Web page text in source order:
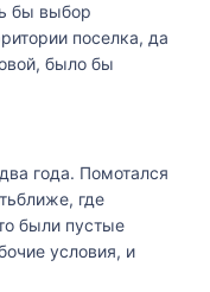
бы выбор
поселка, да
было бы
года. Помотался
где
были пустые
условия, и